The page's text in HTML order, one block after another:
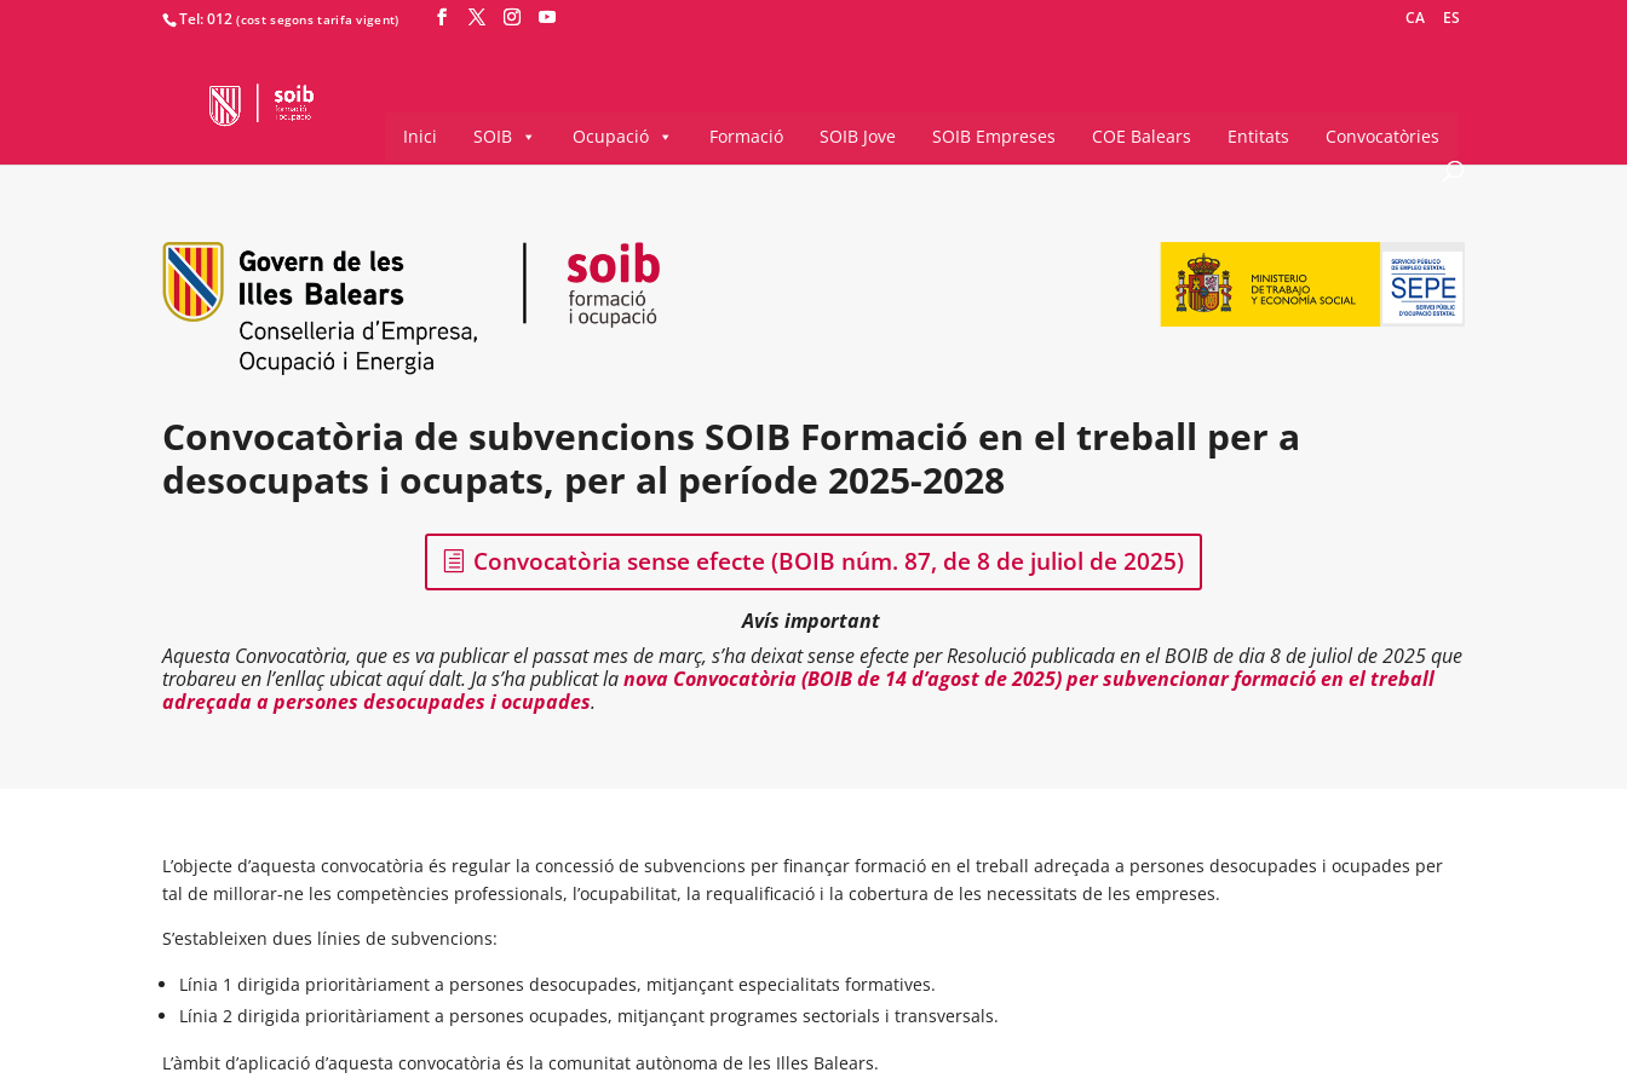
Tel: 012 CA ES
Inici SOIB Ocupació Formació SOIB Jove SOIB Empreses COE Balears Entitats Convocatòries
Convocatòria de subvencions SOIB Formació en el treball per a
desocupats i ocupats, per al període 2025-2028
Convocatòria sense efecte (BOIB núm. 87, de 8 de juliol de 2025)
Avís important
Aquesta Convocatòria, que es va publicar el passat mes de març, s’ha deixat sense efecte per Resolució publicada en el BOIB de dia 8 de juliol de 2025 que
trobareu en l’enllaç ubicat aquí dalt. Ja s’ha publicat lanova Convocatòria (BOIB de 14 d’agost de 2025) per subvencionar formació en el treball
adreçada a persones desocupades i ocupades.
L’objecte d’aquesta convocatòria és regular la concessió de subvencions per finançar formació en el treball adreçada a persones desocupades i ocupades per
tal de millorar-ne les competències professionals, l’ocupabilitat, la requalificació i la cobertura de les necessitats de les empreses.
S’estableixen dues línies de subvencions:
Línia 1 dirigida prioritàriament a persones desocupades, mitjançant especialitats formatives.
Línia 2 dirigida prioritàriament a persones ocupades, mitjançant programes sectorials i transversals.
L’àmbit d’aplicació d’aquesta convocatòria és la comunitat autònoma de les Illes Balears.